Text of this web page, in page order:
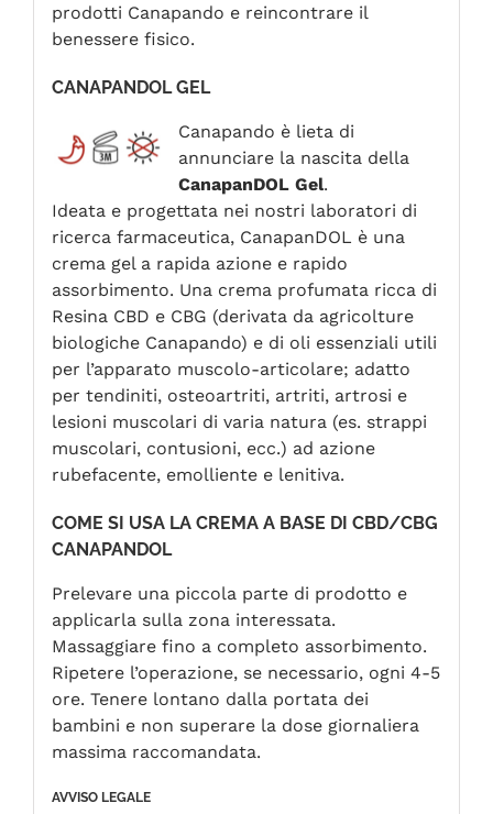
prodotti Canapando e reincontrare il
benessere fisico.
CANAPANDOL GEL
Canapando è lieta di
annunciare la nascita della
CanapanDOL Gel.
Ideata e progettata nei nostri laboratori di
ricerca farmaceutica, CanapanDOL è una
crema gel a rapida azione e rapido
assorbimento. Una crema profumata ricca di
Resina CBD e CBG (derivata da agricolture
biologiche Canapando) e di oli essenziali utili
per l’apparato muscolo-articolare; adatto
per tendiniti, osteoartriti, artriti, artrosi e
lesioni muscolari di varia natura (es. strappi
muscolari, contusioni, ecc.) ad azione
rubefacente, emolliente e lenitiva.
COME SI USA LA CREMA A BASE DI CBD/CBG
CANAPANDOL
Prelevare una piccola parte di prodotto e
applicarla sulla zona interessata.
Massaggiare fino a completo assorbimento.
Ripetere l’operazione, se necessario, ogni 4-5
ore. Tenere lontano dalla portata dei
bambini e non superare la dose giornaliera
massima raccomandata.
AVVISO LEGALE